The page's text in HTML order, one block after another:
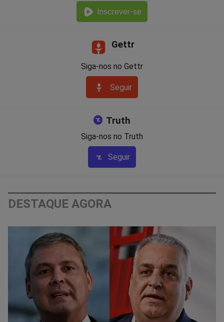
Inscrever-se
Gettr
Siga-nos no Gettr
Seguir
Truth
Siga-nos no Truth
Seguir
DESTAQUE AGORA